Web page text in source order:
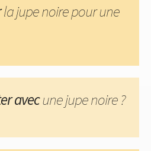
la jupe noire pour une
avecune jupe noire ?